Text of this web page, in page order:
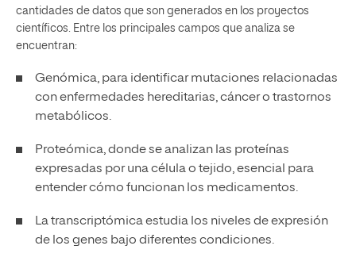
cantidades de datos que son generados en los proyectos
científicos. Entre los principales campos que analiza se
encuentran:
Genómica, para identificar mutaciones relacionadas
con enfermedades hereditarias, cáncer o trastornos
metabólicos.
Proteómica, donde se analizan las proteínas
expresadas por una célula o tejido, esencial para
entender cómo funcionan los medicamentos.
La transcriptómica estudia los niveles de expresión
de los genes bajo diferentes condiciones.